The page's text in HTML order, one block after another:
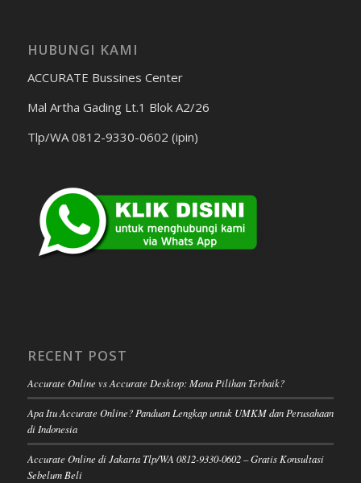
HUBUNGI KAMI
ACCURATE Bussines Center
Mal Artha Gading Lt.1 Blok A2/26
Tlp/WA 0812-9330-0602 (ipin)
RECENT POST
Accurate Online vs Accurate Desktop: Mana Pilihan Terbaik?
Apa Itu Accurate Online? Panduan Lengkap untuk UMKM dan Perusahaan
di Indonesia
Accurate Online di Jakarta Tlp/WA 0812-9330-0602 – Gratis Konsultasi
Sebelum Beli